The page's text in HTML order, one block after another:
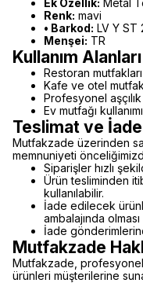
Ek Özellik: Metal
Renk: mavi
• Barkod: LV Y ST
Menşei: TR
Kullanım Alanları
Restoran mutfakları
Kafe ve otel
Profesyonel aşçılık
Ev mutfağı kullanımı
Teslimat ve İade
Mutfakzade üzerinden
memnuniyeti
Siparişler hızlı
Ürün tesliminden
kullanılabilir.
İade edilecek
ambalajında
İade
Mutfakzade
Mutfakzade, profesyonel
ürünleri müşterilerine